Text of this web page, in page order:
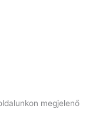
megjelenő